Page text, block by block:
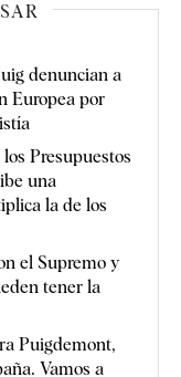
denuncian a
Europea por
Presupuestos
una
la de los
el Supremo y
tener la
Puigdemont,
Vamos a